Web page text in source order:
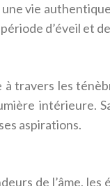
vie
d’éveil et
travers les
intérieure.
aspirations.
de l’âme,